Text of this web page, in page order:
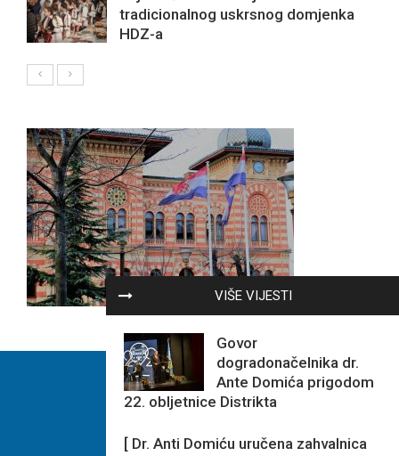
VIŠE VIJESTI
Govor
dogradonačelnika dr.
Ante Domića prigodom
22. obljetnice Distrikta
[ Dr. Anti Domiću uručena zahvalnica
tradicionalnog uskrsnog domjenka
HDZ-a